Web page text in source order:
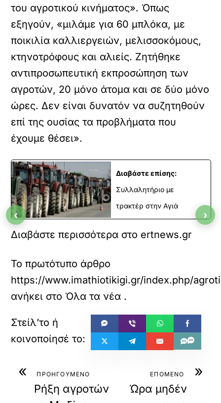
του αγροτικού κινήματος». Όπως
εξηγούν, «μιλάμε για 60 μπλόκα, με
ποικιλία καλλιεργειών, μελισσοκόμους,
κτηνοτρόφους και αλιείς. Ζητήθηκε
αντιπροσωπευτική εκπροσώπηση των
αγροτών, 20 μόνο άτομα και σε δύο μόνο
ώρες. Δεν είναι δυνατόν να συζητηθούν
επί της ουσίας τα προβλήματα που
έχουμε θέσει».
Διαβάστε επίσης:
Συλλαλητήριο με
τρακτέρ στην Αγιά
Διαβάστε περισσότερα στο ertnews.gr
Το πρωτότυπο άρθρο
https://www.imathiotikigi.gr/index.php/
ανήκει στο Όλα τα νέα .
« ΠΡΟΗΓΟΥΜΕΝΟ
Ρήξη αγροτών
»
ΕΠΟΜΕΝΟ
Ώρα μηδέν
‹ ›